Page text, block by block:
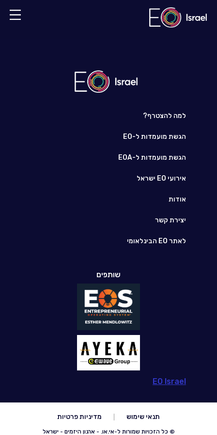
למה להצטרף?
הגשת מועמדות ל-EO
הגשת מועמדות ל-EOA
אירועי EO ישראל
אודות
יצירת קשר
לאתר EO הבינלאומי
שותפים
EO Israel
© כל הזכויות שמורות ל-אי.או. - ארגון היזמים - ישראל
תנאי שימוש מדיניות פרטיות